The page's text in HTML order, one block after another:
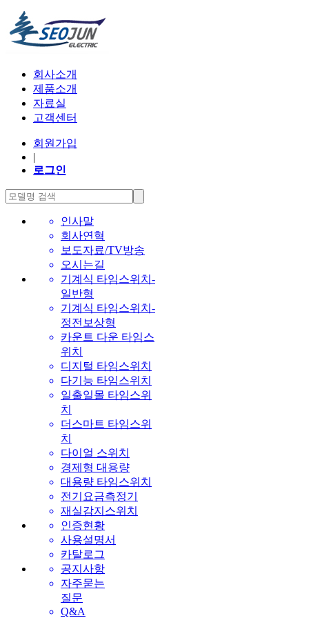
회사소개
제품소개
자료실
고객센터
회원가입
|
로그인
인사말
회사연혁
보도자료/TV방송
오시는길
기계식 타임스위치-
일반형
기계식 타임스위치-
정전보상형
카운트 다운 타임스
위치
디지털 타임스위치
다기능 타임스위치
일출일몰 타임스위
치
더스마트 타임스위
치
다이얼 스위치
경제형 대용량
대용량 타임스위치
전기요금측정기
재실감지스위치
인증현황
사용설명서
카탈로그
공지사항
자주묻는
질문
Q&A